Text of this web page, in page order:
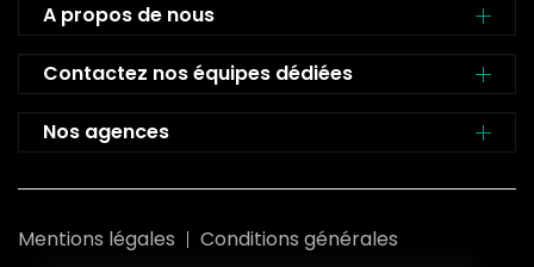
A propos de nous
Contactez nos équipes dédiées
Nos agences
Mentions légales Conditions générales